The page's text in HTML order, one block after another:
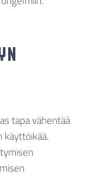
tapa vähentää